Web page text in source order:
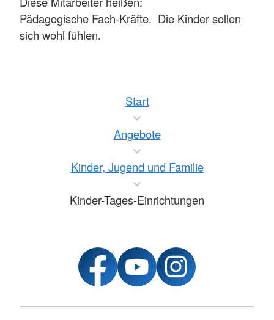
Pädagogische Fach-Kräfte. Die Kinder sollen
sich wohl fühlen.
Start
Angebote
Kinder, Jugend und Familie
Kinder-Tages-Einrichtungen